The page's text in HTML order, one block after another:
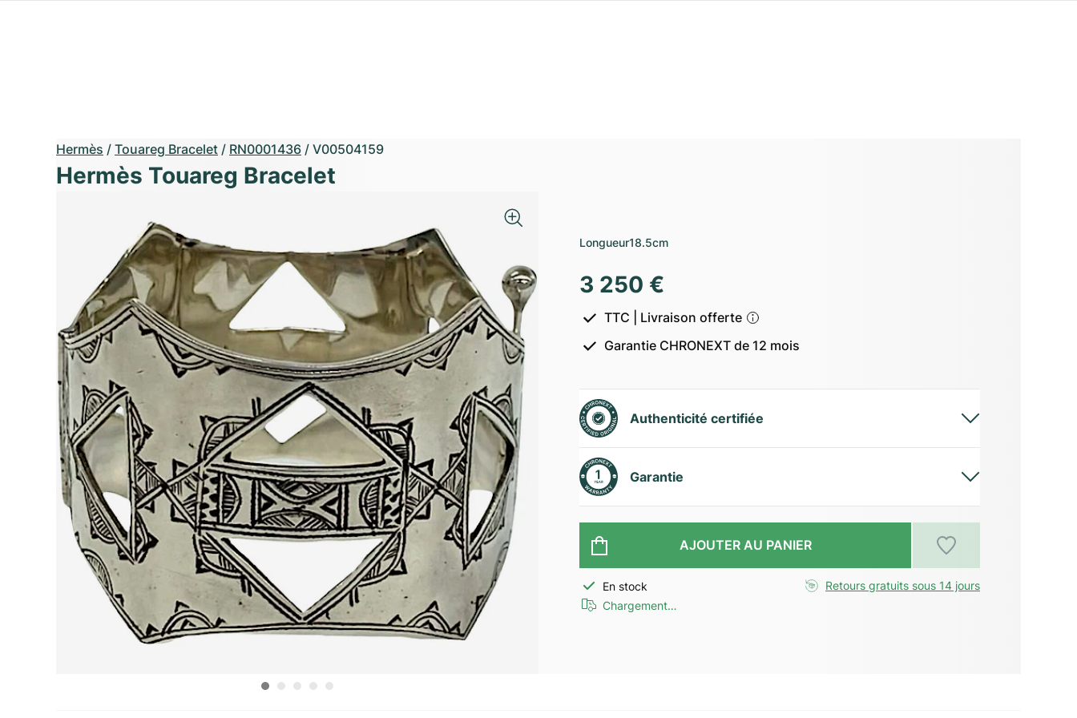
Hermès / Touareg Bracelet / RN0001436 / V00504159
Hermès Touareg Bracelet
Longueur18.5cm
3 250 €
TTC | Livraison offerte
Garantie CHRONEXT de 12 mois
Authenticité certifiée
Garantie
AJOUTER AU PANIER
En stock
Chargement…
Retours gratuits sous 14 jours